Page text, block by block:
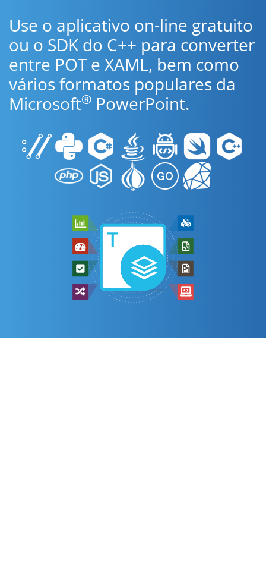
Use o aplicativo on-line gratuito
ou o SDK do C++ para converter
entre POT e XAML, bem como
vários formatos populares da
Microsoft® PowerPoint.